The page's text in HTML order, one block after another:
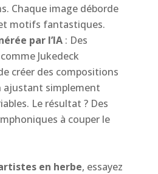
Chaque image déborde
motifs fantastiques.
par l’IA : Des
Jukedeck
créer des compositions
ajustant simplement
Le résultat ? Des
à couper le
en herbe, essayez